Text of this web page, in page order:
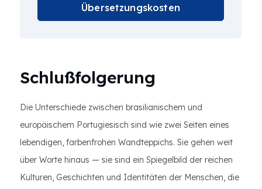
Übersetzungskosten
Schlußfolgerung
Die Unterschiede zwischen brasilianischem und
europäischem Portugiesisch sind wie zwei Seiten eines
lebendigen, farbenfrohen Wandteppichs. Sie gehen weit
über Worte hinaus — sie sind ein Spiegelbild der reichen
Kulturen, Geschichten und Identitäten der Menschen, die